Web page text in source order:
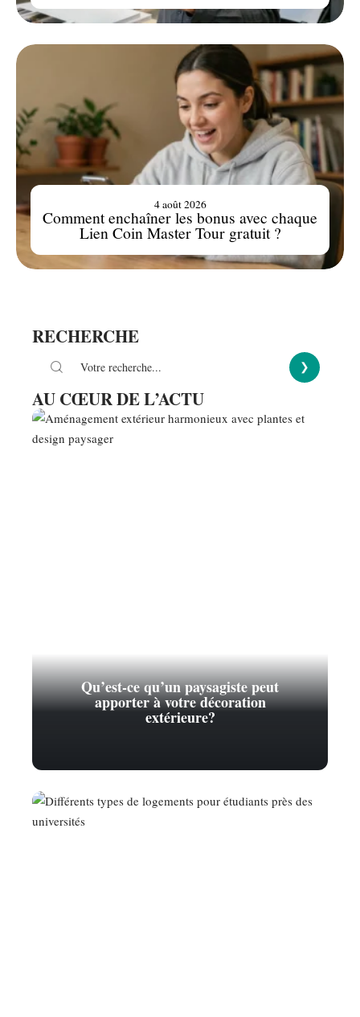
Comment enchaîner les bonus avec chaque
Lien Coin Master Tour gratuit ?
4 août 2026
RECHERCHE
AU CŒUR DE L’ACTU
Qu’est-ce qu’un paysagiste peut
apporter à votre décoration
extérieure?